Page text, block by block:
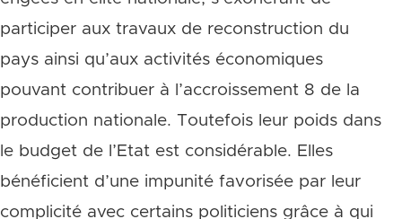
participer aux travaux de reconstruction du
pays ainsi qu’aux activités économiques
pouvant contribuer à l’accroissement 8 de la
production nationale. Toutefois leur poids dans
le budget de l’Etat est considérable. Elles
bénéficient d’une impunité favorisée par leur
complicité avec certains politiciens grâce à qui